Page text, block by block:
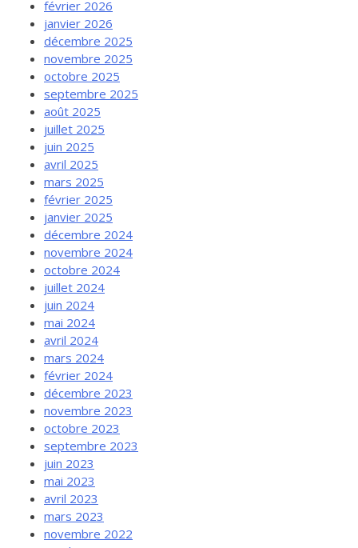
février 2026
janvier 2026
décembre 2025
novembre 2025
octobre 2025
septembre 2025
août 2025
juillet 2025
juin 2025
avril 2025
mars 2025
février 2025
janvier 2025
décembre 2024
novembre 2024
octobre 2024
juillet 2024
juin 2024
mai 2024
avril 2024
mars 2024
février 2024
décembre 2023
novembre 2023
octobre 2023
septembre 2023
juin 2023
mai 2023
avril 2023
mars 2023
novembre 2022